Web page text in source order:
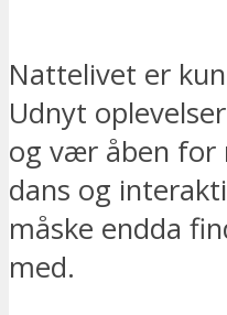
Nattelivet er
Udnyt
og vær åben for
dans og
måske endda
med.